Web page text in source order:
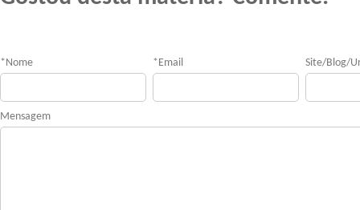
* Nome * Email Site/Blog/
Mensagem